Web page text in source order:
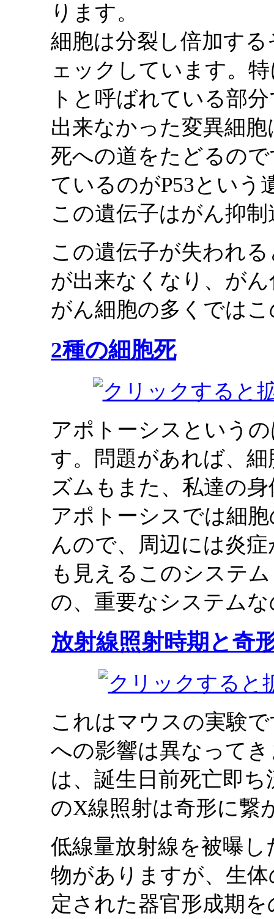
ります。
細胞は分裂し倍加す
ェックしています。
トと呼ばれている部
出来なかった変異細
死への道をたどるの
ているのがP53という
この遺伝子はがん抑
この遺伝子が失われ
が出来なくなり、が
がん細胞の多くでは
2種の細胞死
アポトーシスという
す。問題があれば、
ズムもまた、私達の
アポトーシスでは細
んので、周辺には炎
も見えるこのシステ
の、重要なシステム
放射線照射時期と奇
これはマウスの実験
への影響は異なって
は、誕生日前死亡即
のX線照射は奇形に繋
低線量放射線を被曝
物がありますが、生
定された器官形成期